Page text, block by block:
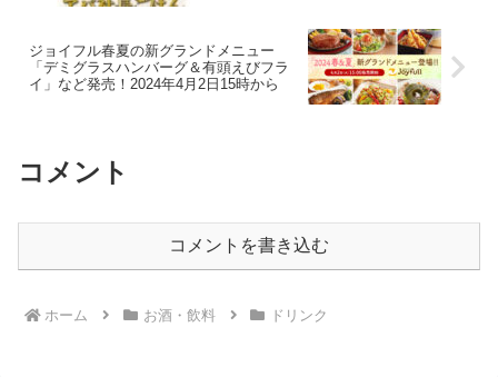
ジョイフル春夏の新グランドメニュー
「デミグラスハンバーグ＆有頭えびフラ
イ」など発売！2024年4月2日15時から
コメント
コメントを書き込む
ホーム お酒・飲料 ドリンク